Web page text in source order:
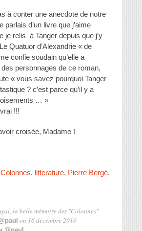
à conter une anecdote de notre
parlais d’un livre que j’aime
je relis à Tanger depuis que j’y
Quatuor d’Alexandrie « de
confie soudain qu’elle a
personnages de ce roman,
« vous savez pourquoi Tanger
? c’est parce qu’il y a
… »
!!!
croisée, Madame !
, litterature, Pierre Bergé,
la belle mémoire des "Colonnes"
on 16 décembre 2010